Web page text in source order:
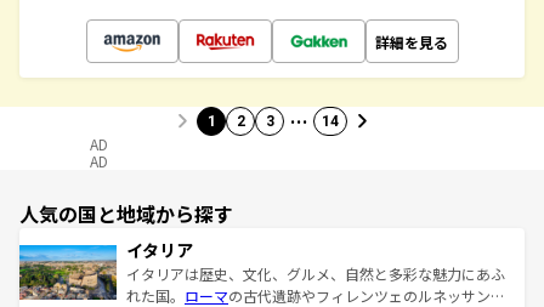
詳細を見る
1 2 3 … 14
AD
AD
人気の国と地域から探す
イタリア
イタリアは歴史、文化、グルメ、自然と多彩な魅力にあふ
れた国。 ローマの古代遺跡やフィレンツェのルネッサンス